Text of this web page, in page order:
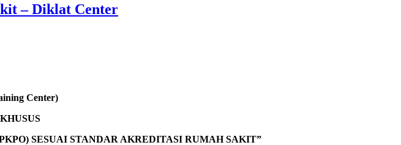
– Diklat Center
Center)
SESUAI STANDAR AKREDITASI RUMAH SAKIT”